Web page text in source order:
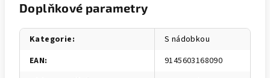
Doplňkové parametry
Kategorie:
S nádobkou
EAN:
9145603168090